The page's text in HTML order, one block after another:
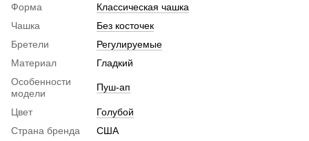
Форма
Классическая чашка
Чашка
Без косточек
Бретели
Регулируемые
Материал
Гладкий
Особенности
модели
Пуш-ап
Цвет
Голубой
Страна бренда
США